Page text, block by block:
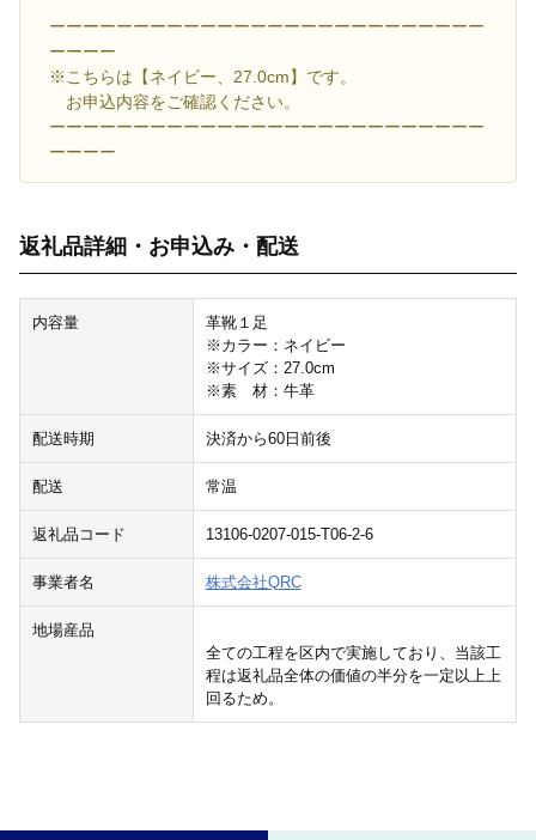
ーーーーーーーーーーーーーーーーーーーーーーーーーー
ーーーー
※こちらは【ネイビー、27.0cm】です。
お申込内容をご確認ください。
ーーーーーーーーーーーーーーーーーーーーーーーーーー
ーーーー
返礼品詳細・お申込み・配送
内容量
革靴１足
※カラー：ネイビー
※サイズ：27.0cm
※素 材：牛革
配送時期 決済から60日前後
配送 常温
返礼品コード 13106-0207-015-T06-2-6
事業者名 株式会社QRC
地場産品
全ての工程を区内で実施しており、当該工
程は返礼品全体の価値の半分を一定以上上
回るため。